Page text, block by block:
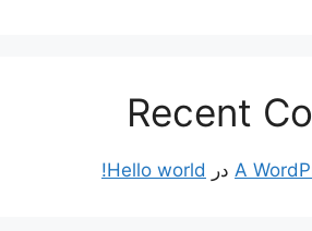
Recent
A در Hello world!